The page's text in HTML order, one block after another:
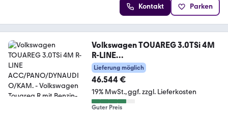
Kontakt Parken
Volkswagen TOUAREG 3.0TSi 4M
R-LINE
ACC/PANO/DYNAUDIO/KAM.
Lieferung möglich
46.544 €
19% MwSt. ggf. zzgl. Lieferkosten
Guter Preis